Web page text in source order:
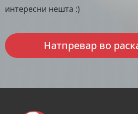
интересни нешта :)
Натпревар во